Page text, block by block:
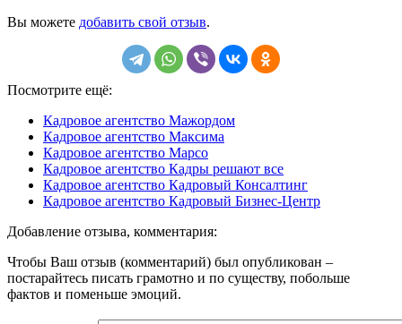
Вы можете добавить свой отзыв.
Посмотрите ещё:
Кадровое агентство Мажордом
Кадровое агентство Максима
Кадровое агентство Марсо
Кадровое агентство Кадры решают все
Кадровое агентство Кадровый Консалтинг
Кадровое агентство Кадровый Бизнес-Центр
Добавление отзыва, комментария:
Чтобы Ваш отзыв (комментарий) был опубликован –
постарайтесь писать грамотно и по существу, побольше
фактов и поменьше эмоций.